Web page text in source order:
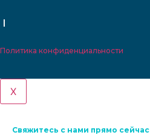
Политика конфиденциальности
X
Свяжитесь с нами прямо сейчас